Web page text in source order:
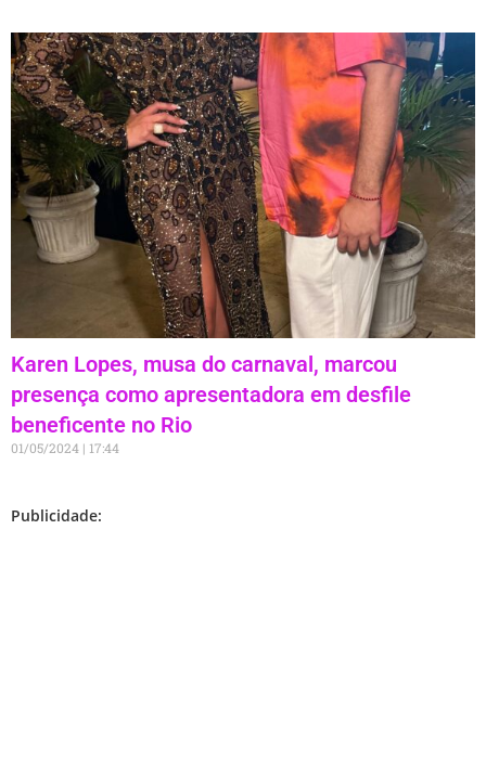
Karen Lopes, musa do carnaval, marcou
presença como apresentadora em desfile
beneficente no Rio
01/05/2024 17:44
Publicidade: